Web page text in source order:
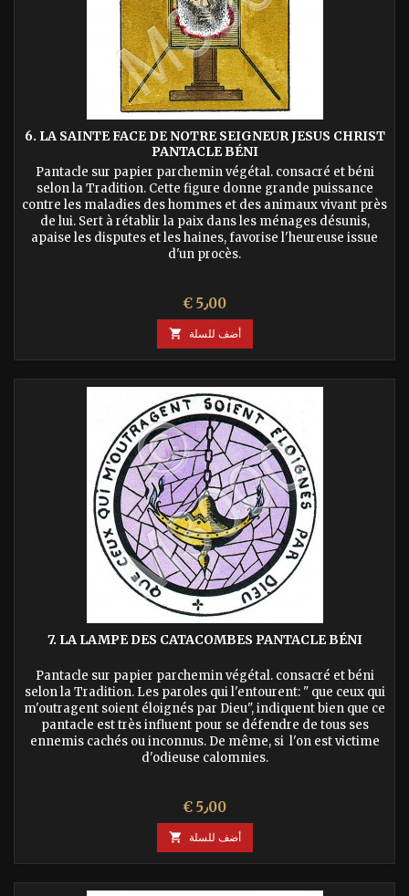
6. LA SAINTE FACE DE NOTRE SEIGNEUR JESUS CHRIST
PANTACLE BÉNI
Pantacle sur papier parchemin végétal. consacré et béni
selon la Tradition. Cette figure donne grande puissance
contre les maladies des hommes et des animaux vivant près
de lui. Sert à rétablir la paix dans les ménages désunis,
apaise les disputes et les haines, favorise l'heureuse issue
d'un procès.
السعر€ 5٫00
 أضف للسلة
7. LA LAMPE DES CATACOMBES PANTACLE BÉNI
Pantacle sur papier parchemin végétal. consacré et béni
selon la Tradition. Les paroles qui l'entourent: " que ceux qui
m'outragent soient éloignés par Dieu", indiquent bien que ce
pantacle est très influent pour se défendre de tous ses
ennemis cachés ou inconnus. De même, si l'on est victime
d'odieuse calomnies.
السعر€ 5٫00
 أضف للسلة